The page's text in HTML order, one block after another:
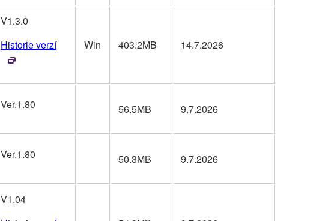
V1.3.0
Historie verzí
Win 403.2MB 14.7.2026
Ver.1.80 56.5MB 9.7.2026
Ver.1.80 50.3MB 9.7.2026
V1.04